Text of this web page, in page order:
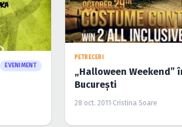
EVENIMENT
PETRECERI
„Halloween Weekend”
Bucureşti
28 oct. 2011 ·Cristina Soare